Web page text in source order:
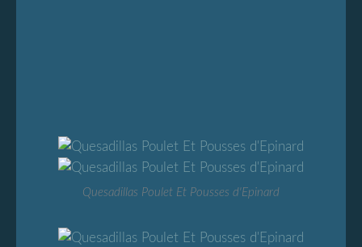
Quesadillas Poulet Et Pousses d'Epinard